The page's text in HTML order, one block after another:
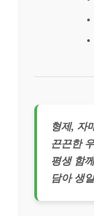
형제, 자
끈끈한
평생 함
담아 생